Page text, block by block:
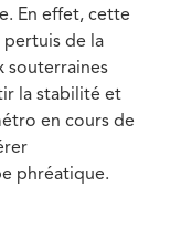
En effet, cette
pertuis de la
souterraines
la stabilité et
en cours de
phréatique.